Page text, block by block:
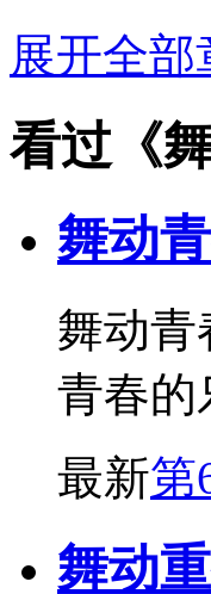
展开全部
看过《
舞动
舞动青
青春的
最新第
舞动